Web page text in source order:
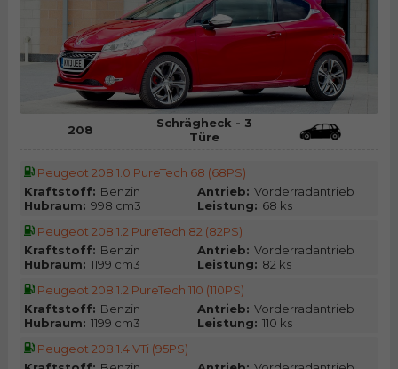
208
Schrägheck - 3
Türe
Peugeot 208 1.0 PureTech 68 (68PS)
Kraftstoff: Benzin Antrieb: Vorderradantrieb
Hubraum: 998 cm3 Leistung: 68 ks
Peugeot 208 1.2 PureTech 82 (82PS)
Kraftstoff: Benzin Antrieb: Vorderradantrieb
Hubraum: 1199 cm3 Leistung: 82 ks
Peugeot 208 1.2 PureTech 110 (110PS)
Kraftstoff: Benzin Antrieb: Vorderradantrieb
Hubraum: 1199 cm3 Leistung: 110 ks
Peugeot 208 1.4 VTi (95PS)